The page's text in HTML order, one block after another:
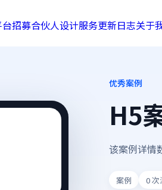
招募合伙人设计服务更新日志关于
优秀案例
H5
该案例详情
案例 0次